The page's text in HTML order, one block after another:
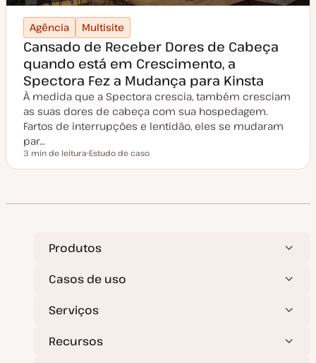
Agência Multisite
Cansado de Receber Dores de Cabeça
quando está em Crescimento, a
Spectora Fez a Mudança para Kinsta
À medida que a Spectora crescia, também cresciam
as suas dores de cabeça com sua hospedagem.
Fartos de interrupções e lentidão, eles se mudaram
par…
Tempo de leitura
3 min de leitura
i
i
g
Estudo de caso
Produtos
Casos de uso
Serviços
Recursos